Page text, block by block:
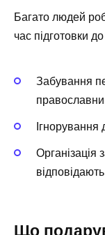
Багато людей
час підготовки
Забування
Ігнорування
Організація
Що